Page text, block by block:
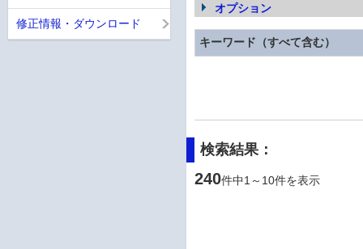
オプション
キーワード（すべて含む）
検索結果：
240件中1～10件を表示
修正情報・ダウンロード